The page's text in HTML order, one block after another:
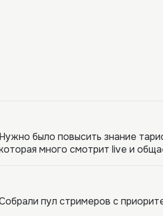
Нужно было повысить знание
много смотрит live и
пул стримеров с